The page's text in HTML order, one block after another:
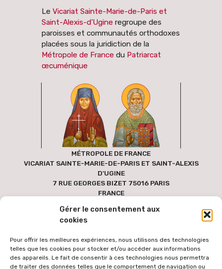
Gérer le consentement aux
cookies
Pour offrir les meilleures expériences, nous utilisons des technologies
telles que les cookies pour stocker et/ou accéder aux informations
des appareils. Le fait de consentir à ces technologies nous permettra
de traiter des données telles que le comportement de navigation ou
Le Vicariat Sainte-Marie-de-Paris et
Saint-Alexis-d’Ugine regroupe des
paroisses et communautés orthodoxes
placées sous la juridiction de la
Métropole de France du Patriarcat
œcuménique
MÉTROPOLE DE FRANCE
VICARIAT SAINTE-MARIE-DE-PARIS ET SAINT-ALEXIS
D'UGINE
7 RUE GEORGES BIZET 75016 PARIS
FRANCE